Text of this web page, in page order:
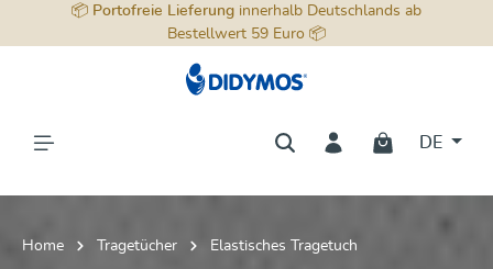
springen
📦 Portofreie Lieferung innerhalb Deutschlands ab
Bestellwert 59 Euro 📦
DE
Home Tragetücher Elastisches Tragetuch